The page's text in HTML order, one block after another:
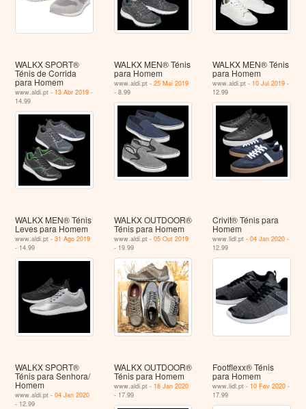
WALKX SPORT®
Ténis de Corrida
para Homem
www.aldi.pt - 13 Abr 2019 -
14.99
WALKX MEN® Ténis
para Homem
www.aldi.pt - 25 Mai 2019
- 8.99
WALKX MEN® Ténis
para Homem
www.aldi.pt - 10 Jul 2019 -
12.99
WALKX MEN® Ténis
Leves para Homem
www.aldi.pt -31 Ago 2019
- 14.99
WALKX OUTDOOR®
Ténis para Homem
www.aldi.pt - 05 Out 2019
- 19.99
Crivit® Ténis para
Homem
www.lidl.pt -04 Jan 2020 -
12.99
WALKX SPORT®
Ténis para Senhora/
Homem
www.aldi.pt -04 Jan 2020
- 12.99
WALKX OUTDOOR®
Ténis para Homem
www.aldi.pt - 18 Jan 2020
- 17.99
Footflexx® Ténis
para Homem
www.lidl.pt - 10 Fev 2020 -
17.99